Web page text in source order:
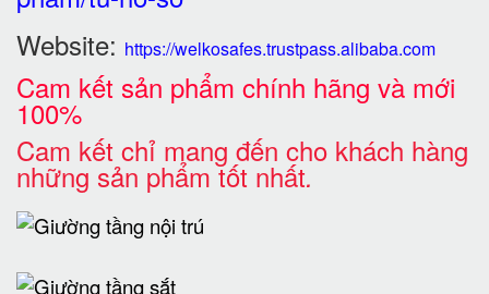
Website: https://welkosafes.trustpass.alibaba.com
Cam kết sản phẩm chính hãng và mới
100%
Cam kết chỉ mang đến cho khách hàng
những sản phẩm tốt nhất.